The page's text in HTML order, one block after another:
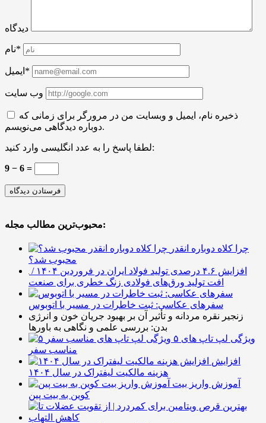
دیدگاه
نام*
ایمیل*
وب سایت
ذخیره نام، ایمیل و وبسایت من در مرورگر برای زمانی که
دوباره دیدگاهی می‌نویسم.
لطفا پاسخ را به عدد انگلیسی وارد کنید:
9 − 6 =
محبوب‌ترین مطالب مجله:
چرا کلاه دوباره انقدر
محبوب شد؟
افزایش ۴.۶ درصدی تولید فولاد ایران در فروردین ۱۴۰۴ /
افت تولید ورق‌های فولادی زنگ خطری برای صنعت
سفرهای عکاسی: ثبت خاطرات در مسیر با اتوبوس
زنجیر نقره مردانه و تأثیر آن بر بهبود جریان خون و انرژی
بدن: بررسی علمی و نگاهی به باورها
۵ ویژگی لپ تاپ های
مناسب سفر
افزایش
هزینه مالکیت لیفتراک در سال ۱۴۰۴
آموزش واریز بیت
کوین به بیت پین